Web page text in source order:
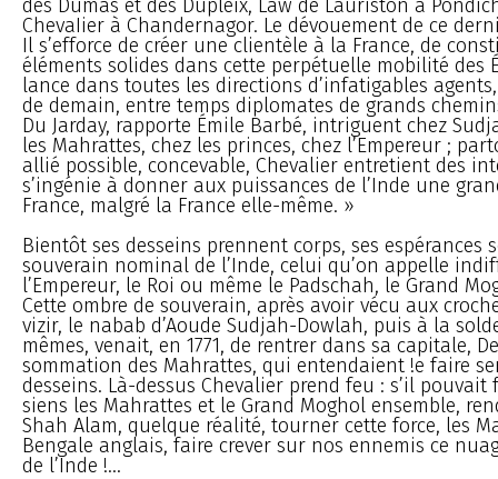
des Dumas et des Dupleix, Law de Lauriston à
ChevaIier à Chandernagor. Le dévouement de ce
Il s’efforce de créer une clientèle à la France, de
éléments solides dans cette perpétuelle mobilité des
lance dans toutes les directions d’infatigables
de demain, entre temps diplomates de grands
Du Jarday, rapporte Émile Barbé, intriguent chez
les Mahrattes, chez les princes, chez l’Empereur ;
allié possible, concevable, Chevalier entretient des
s’ingénie à donner aux puissances de l’Inde une
France, malgré la France elle-même. »
Bientôt ses desseins prennent corps, ses espérances
souverain nominal de l’Inde, celui qu’on appelle
l’Empereur, le Roi ou même le Padschah, le Grand
Cette ombre de souverain, après avoir vécu aux
vizir, le nabab d’Aoude Sudjah-Dowlah, puis à la
mêmes, venait, en 1771, de rentrer dans sa capitale,
sommation des Mahrattes, qui entendaient !e faire
desseins. Là-dessus Chevalier prend feu : s’il
siens les Mahrattes et le Grand Moghol ensemble,
Shah Alam, quelque réalité, tourner cette force, les
Bengale anglais, faire crever sur nos ennemis ce
de l’Inde !...